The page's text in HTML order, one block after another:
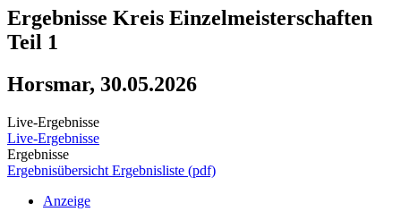
Ergebnisse Kreis Einzelmeisterschaften
Teil 1
Horsmar, 30.05.2026
Live-Ergebnisse
Live-Ergebnisse
Ergebnisse
Ergebnisübersicht Ergebnisliste (pdf)
Anzeige